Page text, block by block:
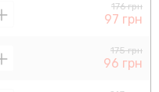
176 грн
97 грн
175 грн
96 грн